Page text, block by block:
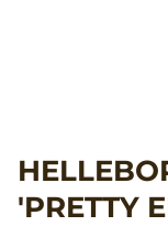
'PRETTY